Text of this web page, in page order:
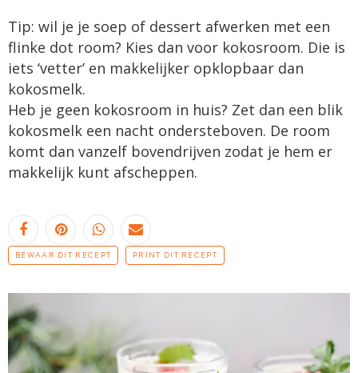
Tip: wil je je soep of dessert afwerken met een
flinke dot room? Kies dan voor kokosroom. Die is
iets ‘vetter’ en makkelijker opklopbaar dan
kokosmelk.
Heb je geen kokosroom in huis? Zet dan een blik
kokosmelk een nacht ondersteboven. De room
komt dan vanzelf bovendrijven zodat je hem er
makkelijk kunt afscheppen.
BEWAAR DIT RECEPT PRINT DIT RECEPT